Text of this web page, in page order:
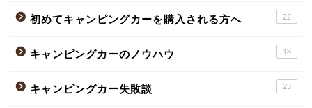
初めてキャンピングカーを購入される方へ 22
キャンピングカーのノウハウ 18
キャンピングカー失敗談 23